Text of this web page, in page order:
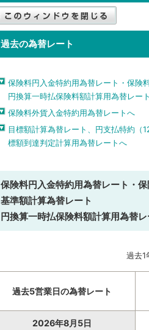
過去の為替レート
保険料円入金特約用為替レート・保険
円換算一時払保険料額計算用為替レー
保険料外貨入金特約用為替レートへ
目標額計算為替レート、円支払特約（
標額到達判定計算用為替レートへ
保険料円入金特約用為替レート・
基準額計算為替レート
円換算一時払保険料額計算用為替
過去1
過去5営業日の為替レート
2026年8月5日